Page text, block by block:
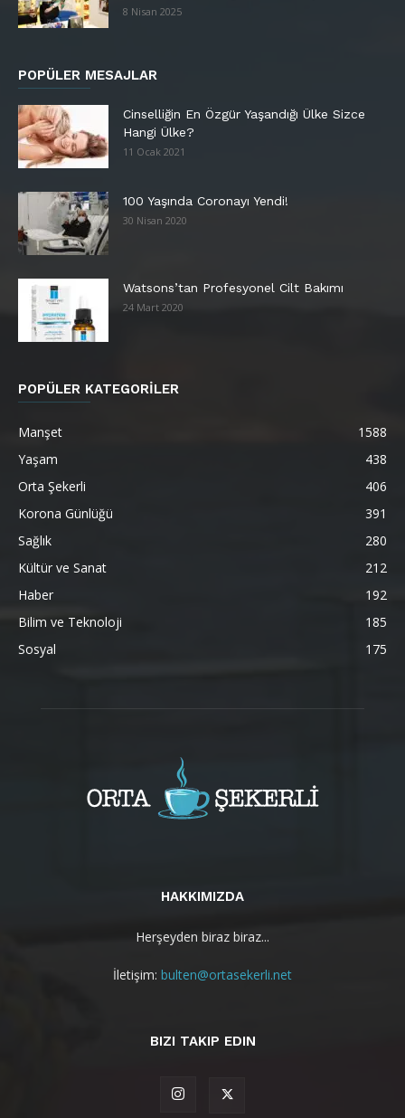
8 Nisan 2025
POPÜLER MESAJLAR
Cinselliğin En Özgür Yaşandığı Ülke Sizce
Hangi Ülke?
11 Ocak 2021
100 Yaşında Coronayı Yendi!
30 Nisan 2020
Watsons’tan Profesyonel Cilt Bakımı
24 Mart 2020
POPÜLER KATEGORİLER
Manşet
1588
Yaşam
438
Orta Şekerli
406
Korona Günlüğü
391
Sağlık
280
Kültür ve Sanat
212
Haber
192
Bilim ve Teknoloji
185
Sosyal
175
HAKKIMIZDA
Herşeyden biraz biraz...
İletişim: bulten@ortasekerli.net
BIZI TAKIP EDIN